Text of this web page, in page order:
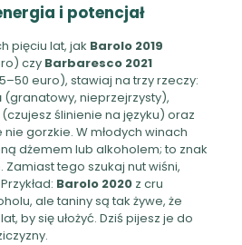
i potencjał
pięciu lat, jak Barolo 2019
czy Barbaresco 2021
euro), stawiaj na trzy rzeczy:
(granatowy, nieprzejrzysty),
ślinienie na języku) oraz
gorzkie. W młodych winach
dżemem lub alkoholem; to znak
tego szukaj nut wiśni,
Barolo 2020z cru
ale taniny są tak żywe, że
by się ułożyć. Dziś pijesz je do